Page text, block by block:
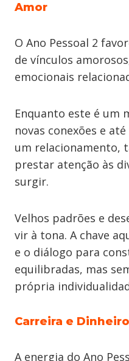
Amor
O Ano Pessoal 2
de vínculos
emocionais
Enquanto este é um
novas conexões e
um relacionamento,
prestar atenção às
surgir.
Velhos padrões e
vir à tona. A chave
e o diálogo para
equilibradas, mas
própria
Carreira e Dinheiro
A energia do Ano